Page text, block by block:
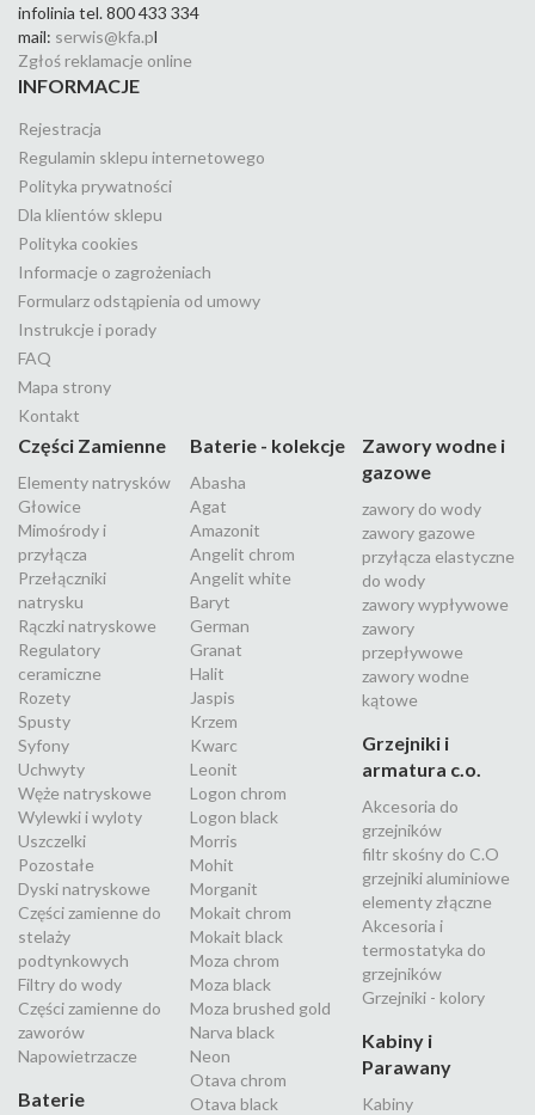
infolinia tel. 800 433 334
mail: serwis@kfa.pl
Zgłoś reklamacje online
INFORMACJE
Rejestracja
Regulamin sklepu internetowego
Polityka prywatności
Dla klientów sklepu
Polityka cookies
Informacje o zagrożeniach
Formularz odstąpienia od umowy
Instrukcje i porady
FAQ
Mapa strony
Kontakt
Części Zamienne
Elementy natrysków
Głowice
Mimośrody i
przyłącza
Przełączniki
natrysku
Rączki natryskowe
Regulatory
ceramiczne
Rozety
Spusty
Syfony
Uchwyty
Węże natryskowe
Wylewki i wyloty
Uszczelki
Pozostałe
Dyski natryskowe
Części zamienne do
stelaży
podtynkowych
Filtry do wody
Części zamienne do
zaworów
Napowietrzacze
Baterie
Baterie - kolekcje
Abasha
Agat
Amazonit
Angelit chrom
Angelit white
Baryt
German
Granat
Halit
Jaspis
Krzem
Kwarc
Leonit
Logon chrom
Logon black
Morris
Mohit
Morganit
Mokait chrom
Mokait black
Moza chrom
Moza black
Moza brushed gold
Narva black
Neon
Otava chrom
Otava black
Zawory wodne i
gazowe
zawory do wody
zawory gazowe
przyłącza elastyczne
do wody
zawory wypływowe
zawory
przepływowe
zawory wodne
kątowe
Grzejniki i
armatura c.o.
Akcesoria do
grzejników
filtr skośny do C.O
grzejniki aluminiowe
elementy złączne
Akcesoria i
termostatyka do
grzejników
Grzejniki - kolory
Kabiny i
Parawany
Kabiny